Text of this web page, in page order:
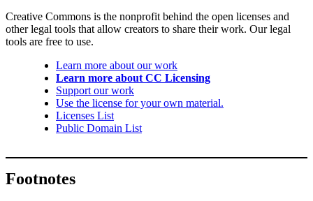
Creative Commons is the nonprofit behind the open licenses and
other legal tools that allow creators to share their work. Our legal
tools are free to use.
Learn more about our work
Learn more about CC Licensing
Support our work
Use the license for your own material.
Licenses List
Public Domain List
Footnotes